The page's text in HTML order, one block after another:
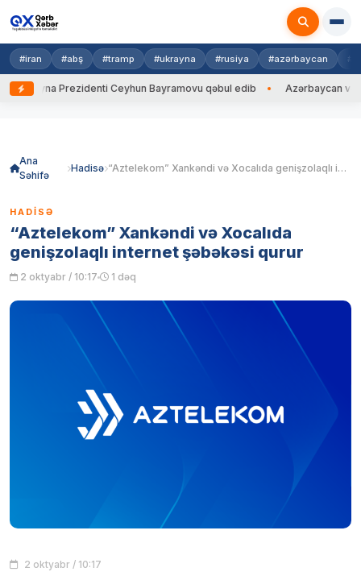
#iran #abş #tramp #ukrayna #rusiya #azərbaycan
Prezidenti Ceyhun Bayramovu qəbul edib Azərbaycan və
Ana
Səhifə
Hadisə “Aztelekom” Xankəndi və Xocalıda genişzolaqlı internet şəbəkəsi qurur
HADISƏ
“Aztelekom” Xankəndi və Xocalıda
genişzolaqlı internet şəbəkəsi qurur
2 oktyabr / 10:17 1 dəq
2 oktyabr / 10:17